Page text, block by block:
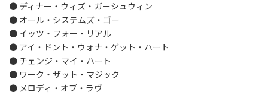
● ディナー・ウィズ・ガーシュウィン
● オール・システムズ・ゴー
● イッツ・フォー・リアル
● アイ・ドント・ウォナ・ゲット・ハート
● チェンジ・マイ・ハート
● ワーク・ザット・マジック
● メロディ・オブ・ラヴ